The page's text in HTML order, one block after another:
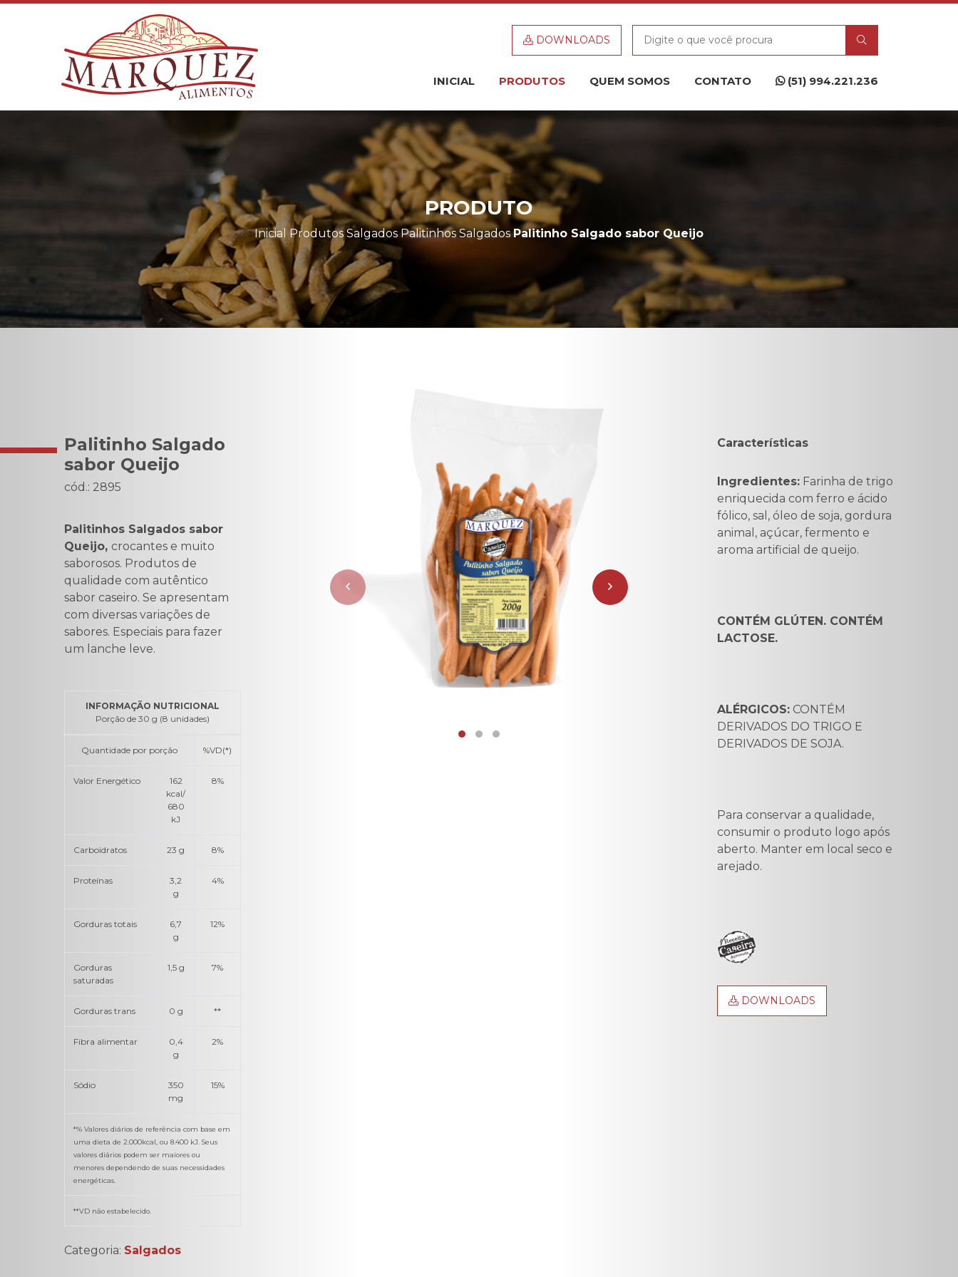
DOWNLOADS
INICIAL PRODUTOS QUEM SOMOS CONTATO (51) 994.221.236
PRODUTO
Inicial Produtos Salgados Palitinhos Salgados Palitinho Salgado sabor Queijo
Palitinho Salgado
sabor Queijo
cód.: 2895
Palitinhos Salgados sabor
Queijo, crocantes e muito
saborosos. Produtos de
qualidade com autêntico
sabor caseiro. Se apresentam
com diversas variações de
sabores. Especiais para fazer
um lanche leve.
INFORMAÇÃO NUTRICIONAL
Porção de 30 g (8 unidades)
Quantidade por porção %VD(*)
Valor Energético
162
kcal/
680
kJ
8%
Carboidratos 23 g 8%
Proteínas
3,2
g
4%
Gorduras totais
6,7
g
12%
Gorduras
saturadas
1,5 g 7%
Gorduras trans 0 g **
Fibra alimentar
0,4
g
2%
Sódio
350
mg
15%
*% Valores diários de referência com base em
uma dieta de 2.000kcal, ou 8.400 kJ. Seus
valores diários podem ser maiores ou
menores dependendo de suas necessidades
energéticas.
**VD não estabelecido.
Categoria: Salgados
Características
Ingredientes: Farinha de trigo
enriquecida com ferro e ácido
fólico, sal, óleo de soja, gordura
animal, açúcar, fermento e
aroma artificial de queijo.
CONTÉM GLÚTEN. CONTÉM
LACTOSE.
ALÉRGICOS: CONTÉM
DERIVADOS DO TRIGO E
DERIVADOS DE SOJA.
Para conservar a qualidade,
consumir o produto logo após
aberto. Manter em local seco e
arejado.
DOWNLOADS